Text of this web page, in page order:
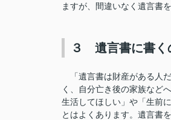
ますが、間違いなく遺言書
３ 遺言書に書く
「遺言書は財産がある人
く、自分亡き後の家族など
生活してほしい」や「生前
とはよくあります。遺言書